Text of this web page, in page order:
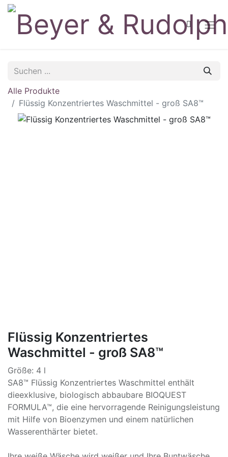
Alle Produkte
Flüssig Konzentriertes Waschmittel - groß SA8™
Flüssig Konzentriertes
Waschmittel - groß SA8™
Größe: 4 l
SA8™ Flüssig Konzentriertes Waschmittel enthält
dieexklusive, biologisch abbaubare BIOQUEST
FORMULA™, die eine hervorragende Reinigungsleistung
mit Hilfe von Bioenzymen und einem natürlichen
Wasserenthärter bietet.